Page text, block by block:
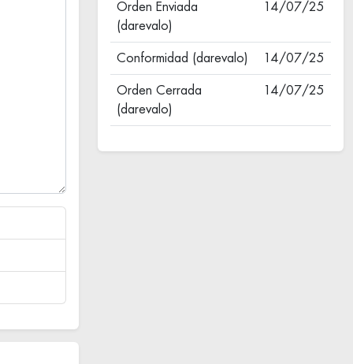
Orden Enviada
(darevalo)
14/07/25
Conformidad (darevalo) 14/07/25
Orden Cerrada
(darevalo)
14/07/25